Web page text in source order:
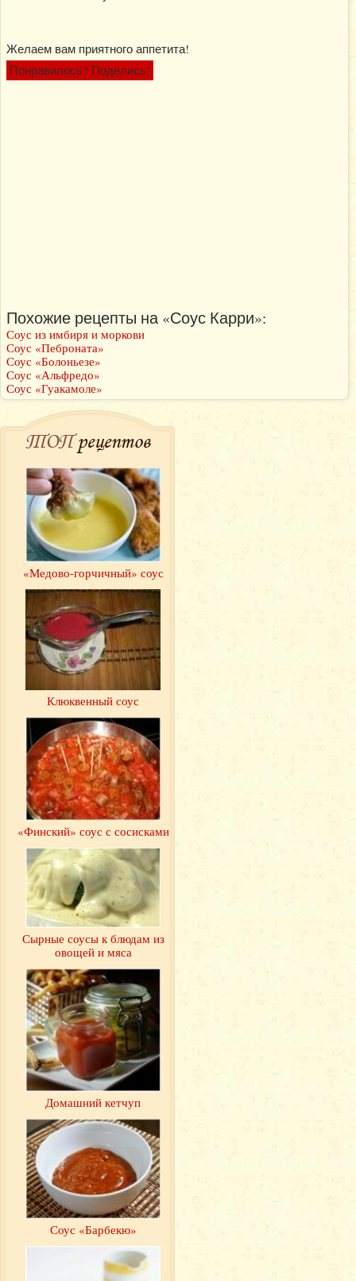
Желаем вам приятного аппетита!
Понравилось? Поделись!
Похожие рецепты на «Соус Карри»:
Соус из имбиря и моркови
Соус «Пеброната»
Соус «Болоньезе»
Соус «Альфредо»
Соус «Гуакамоле»
ТОПрецептов
«Медово-горчичный» соус
Клюквенный соус
«Финский» соус с сосисками
Сырные соусы к блюдам из
овощей и мяса
Домашний кетчуп
Соус «Барбекю»